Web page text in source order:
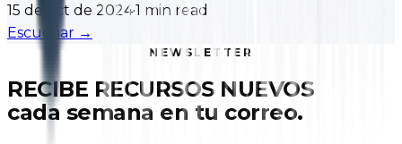
15 de oct de 2024·1 min read
Escuchar →
NEWSLETTER
RECIBE RECURSOS NUEVOS
cada semana en tu correo.